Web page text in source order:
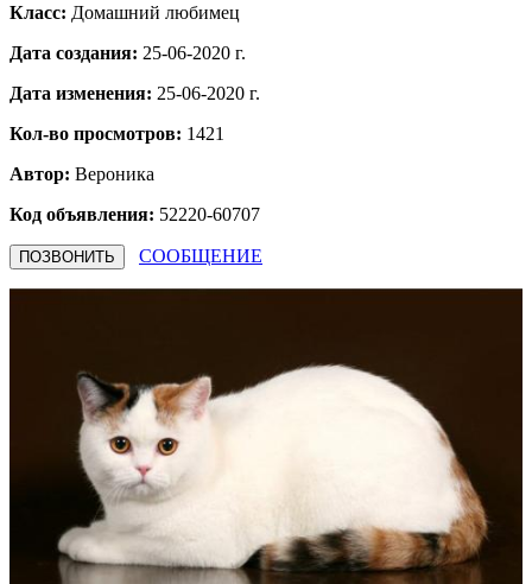
Класс: Домашний любимец
Дата создания: 25-06-2020 г.
Дата изменения: 25-06-2020 г.
Кол-во просмотров: 1421
Автор: Вероника
Код объявления: 52220-60707
ПОЗВОНИТЬ СООБЩЕНИЕ